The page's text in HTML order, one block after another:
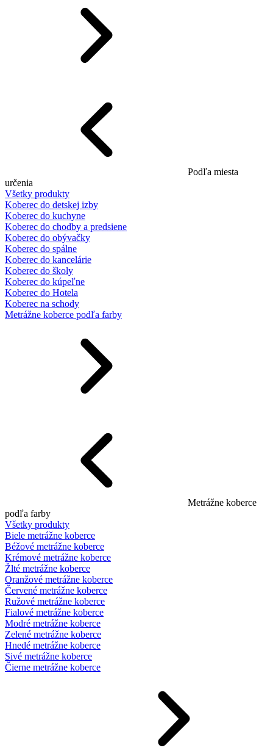
Podľa miesta
určenia
Všetky produkty
Koberec do detskej izby
Koberec do kuchyne
Koberec do chodby a predsiene
Koberec do obývačky
Koberec do spálne
Koberec do kancelárie
Koberec do školy
Koberec do kúpeľne
Koberec do Hotela
Koberec na schody
Metrážne koberce podľa farby
Metrážne koberce
podľa farby
Všetky produkty
Biele metrážne koberce
Béžové metrážne koberce
Krémové metrážne koberce
Žlté metrážne koberce
Oranžové metrážne koberce
Červené metrážne koberce
Ružové metrážne koberce
Fialové metrážne koberce
Modré metrážne koberce
Zelené metrážne koberce
Hnedé metrážne koberce
Sivé metrážne koberce
Čierne metrážne koberce